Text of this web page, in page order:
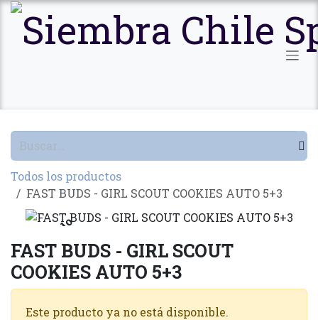
Ir al contenido
Todos los productos
FAST BUDS - GIRL SCOUT COOKIES AUTO 5+3
Agotado
FAST BUDS - GIRL SCOUT
COOKIES AUTO 5+3
Este producto ya no está disponible.